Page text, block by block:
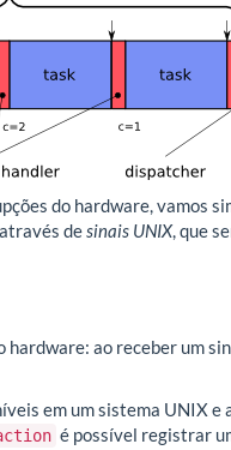
do hardware, vamos
desinais UNIX, que
ao receber um
em um sistema UNIX e
é possível registrar